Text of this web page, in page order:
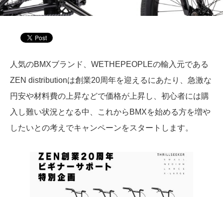
人気のBMXブランド、WETHEPEOPLEの輸入元である
ZEN distributionは創業20周年を迎えるにあたり、急激な
円安や材料費の上昇などで価格が上昇し、初心者には購
入し難い状況となる中、これからBMXを始める方を増や
したいとの考えでキャンペーンをスタートします。